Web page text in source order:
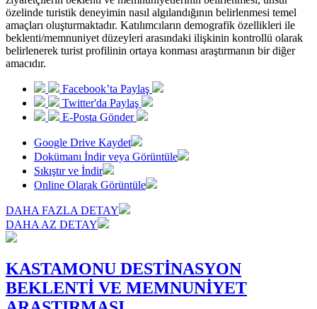
özelinde turistik deneyimin nasıl algılandığının belirlenmesi temel
amaçları oluşturmaktadır. Katılımcıların demografik özellikleri ile
beklenti/memnuniyet düzeyleri arasındaki ilişkinin kontrollü olarak
belirlenerek turist profilinin ortaya konması araştırmanın bir diğer
amacıdır.
Facebook’ta Paylaş
Twitter'da Paylaş
E-Posta Gönder
Google Drive Kaydet
Dokümanı İndir veya Görüntüle
Sıkıştır ve İndir
Online Olarak Görüntüle
DAHA FAZLA DETAY
DAHA AZ DETAY
KASTAMONU DESTİNASYON
BEKLENTİ VE MEMNUNİYET